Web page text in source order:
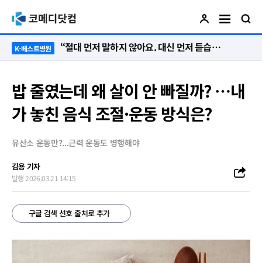
K-베스트병원 “절대 먼저 말하지 않아요. 대신 먼저 듣습니다”
밥 줄였는데 왜 살이 안 빠질까? …내
가 놓친 음식 조절·운동 방식은?
유산소 운동만?...근력 운동도 병행해야
김용 기자
발행 2026.03.21 14:15
구글 검색 선호 출처로 추가